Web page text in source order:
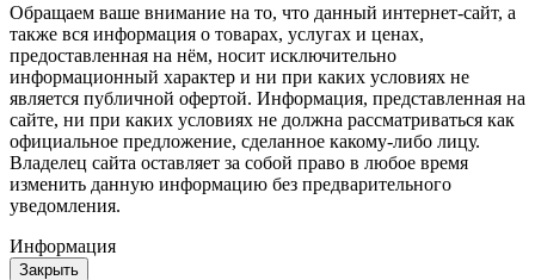
Обращаем ваше внимание на то, что данный интернет-сайт, а
также вся информация о товарах, услугах и ценах,
предоставленная на нём, носит исключительно
информационный характер и ни при каких условиях не
является публичной офертой. Информация, представленная на
сайте, ни при каких условиях не должна рассматриваться как
официальное предложение, сделанное какому-либо лицу.
Владелец сайта оставляет за собой право в любое время
изменить данную информацию без предварительного
уведомления.
Информация
Закрыть